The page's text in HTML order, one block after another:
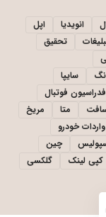
انویدیا
اپل
تحقیق
سایپا
فدراسیون فوتبال
متا
مریخ
واردات خودرو
چین
کپی لینک
گلکسی